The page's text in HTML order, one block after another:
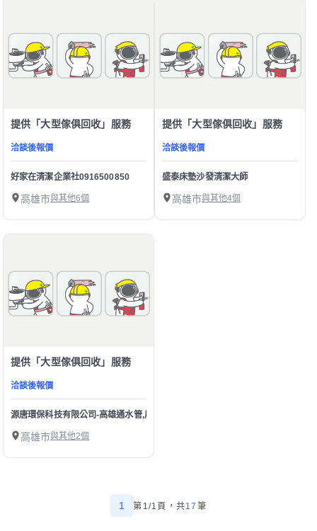
提供「大型傢俱回收」服務
洽談後報價
好家在清潔企業社0916500850
高雄市與其他6個
提供「大型傢俱回收」服務
洽談後報價
盛泰床墊沙發清潔大師
高雄市與其他4個
提供「大型傢俱回收」服務
洽談後報價
源唐環保科技有限公司-高雄通水管,屏東通水管,高雄清洗水管,高雄水管內視鏡檢
高雄市與其他2個
1 第1/1頁， 共17 筆